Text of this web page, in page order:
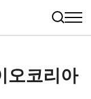
오코리아